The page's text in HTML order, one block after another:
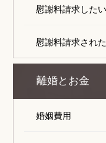
慰謝料請求したい
慰謝料請求された
離婚とお金
婚姻費用